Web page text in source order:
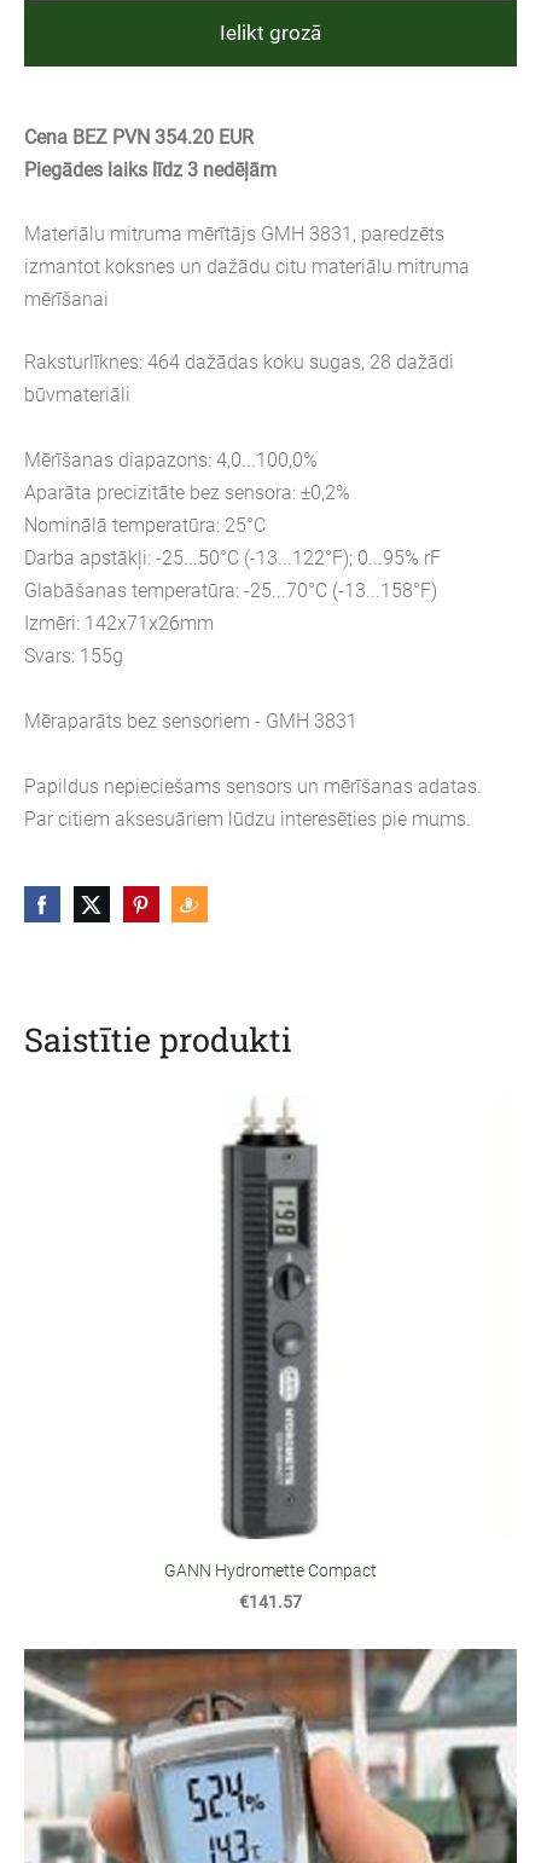
Ielikt grozā
Cena BEZ PVN 354.20 EUR
Piegādes laiks līdz 3 nedēļām
Materiālu mitruma mērītājs GMH 3831, paredzēts
izmantot koksnes un dažādu citu materiālu mitruma
mērīšanai
Raksturlīknes: 464 dažādas koku sugas, 28 dažādi
būvmateriāli
Mērīšanas diapazons: 4,0...100,0%
Aparāta precizitāte bez sensora: ±0,2%
Nominālā temperatūra: 25°C
Darba apstākļi: -25...50°C (-13...122°F); 0...95% rF
Glabāšanas temperatūra: -25...70°C (-13...158°F)
Izmēri: 142x71x26mm
Svars: 155g
Mēraparāts bez sensoriem - GMH 3831
Papildus nepieciešams sensors un mērīšanas adatas.
Par citiem aksesuāriem lūdzu interesēties pie mums.
Saistītie produkti
GANN Hydromette Compact
€141.57